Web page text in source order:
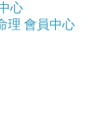
心
理 會員中心